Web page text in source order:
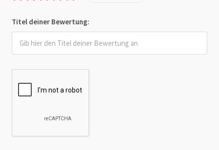
Titel deiner Bewertung: